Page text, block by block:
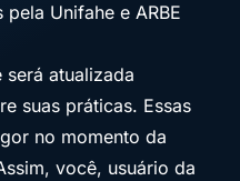
Unifahe e ARBE
será atualizada
suas práticas. Essas
no momento da
você, usuário da